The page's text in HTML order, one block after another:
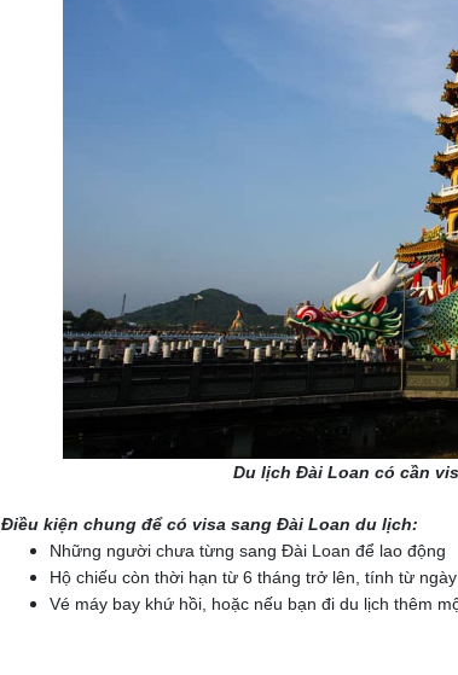
Du lịch Đài Loan có cần
Điều kiện chung để có visa sang Đài Loan du lịch:
Những người chưa từng sang Đài Loan để lao động
Hộ chiếu còn thời hạn từ 6 tháng trở lên, tính từ
Vé máy bay khứ hồi, hoặc nếu bạn đi du lịch thêm